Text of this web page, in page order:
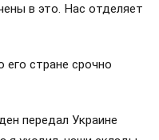
в это. Нас отделяет
его стране срочно
передал Украине